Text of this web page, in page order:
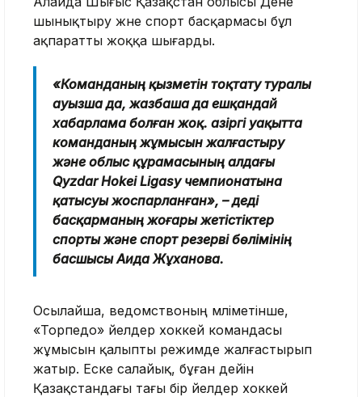
шынықтыру және спорт басқармасы бұл
ақпаратты жоққа шығарды.
«Команданың қызметін тоқтату туралы
ауызша да, жазбаша да ешқандай
хабарлама болған жоқ. Қазіргі уақытта
команданың жұмысын жалғастыру
және облыс құрамасының алдағы
Qyzdar Hokei Ligasy чемпионатына
қатысуы жоспарланған», – деді
басқарманың жоғары жетістіктер
спорты және спорт резерві бөлімінің
басшысы Аида Жұханова.
Осылайша, ведомствоның мәліметінше,
«Торпедо» әйелдер хоккей командасы
жұмысын қалыпты режимде жалғастырып
жатыр. Еске салайық, бұған дейін
Қазақстандағы тағы бір әйелдер хоккей